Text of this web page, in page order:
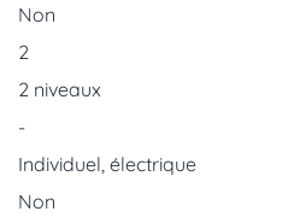
Non
2
2 niveaux
-
Individuel, électrique
Non